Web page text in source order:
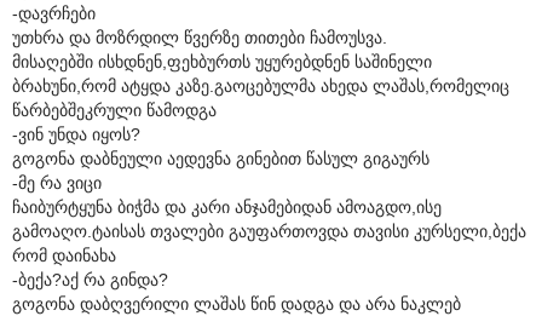
-დავრჩები
უთხრა და მოზრდილ წვერზე თითები ჩამოუსვა.
მისაღებში ისხდნენ,ფეხბურთს უყურებდნენ საშინელი
ბრახუნი,რომ ატყდა კაზე.გაოცებულმა ახედა ლაშას,რომელიც
წარბებშეკრული წამოდგა
-ვინ უნდა იყოს?
გოგონა დაბნეული აედევნა გინებით წასულ გიგაურს
-მე რა ვიცი
ჩაიბურტყუნა ბიჭმა და კარი ანჯამებიდან ამოაგდო,ისე
გამოაღო.ტაისას თვალები გაუფართოვდა თავისი კურსელი,ბექა
რომ დაინახა
-ბექა?აქ რა გინდა?
გოგონა დაბღვერილი ლაშას წინ დადგა და არა ნაკლებ